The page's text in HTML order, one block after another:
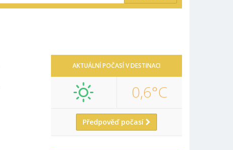
AKTUÁLNÍ POČASÍ V DESTINACI
0,6°C
Předpověď počasí